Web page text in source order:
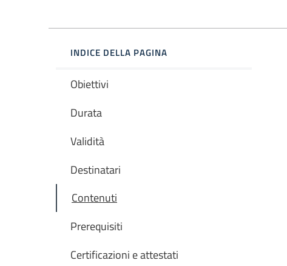
INDICE DELLA PAGINA
Obiettivi
Durata
Validità
Destinatari
Contenuti
Prerequisiti
Certificazioni e attestati